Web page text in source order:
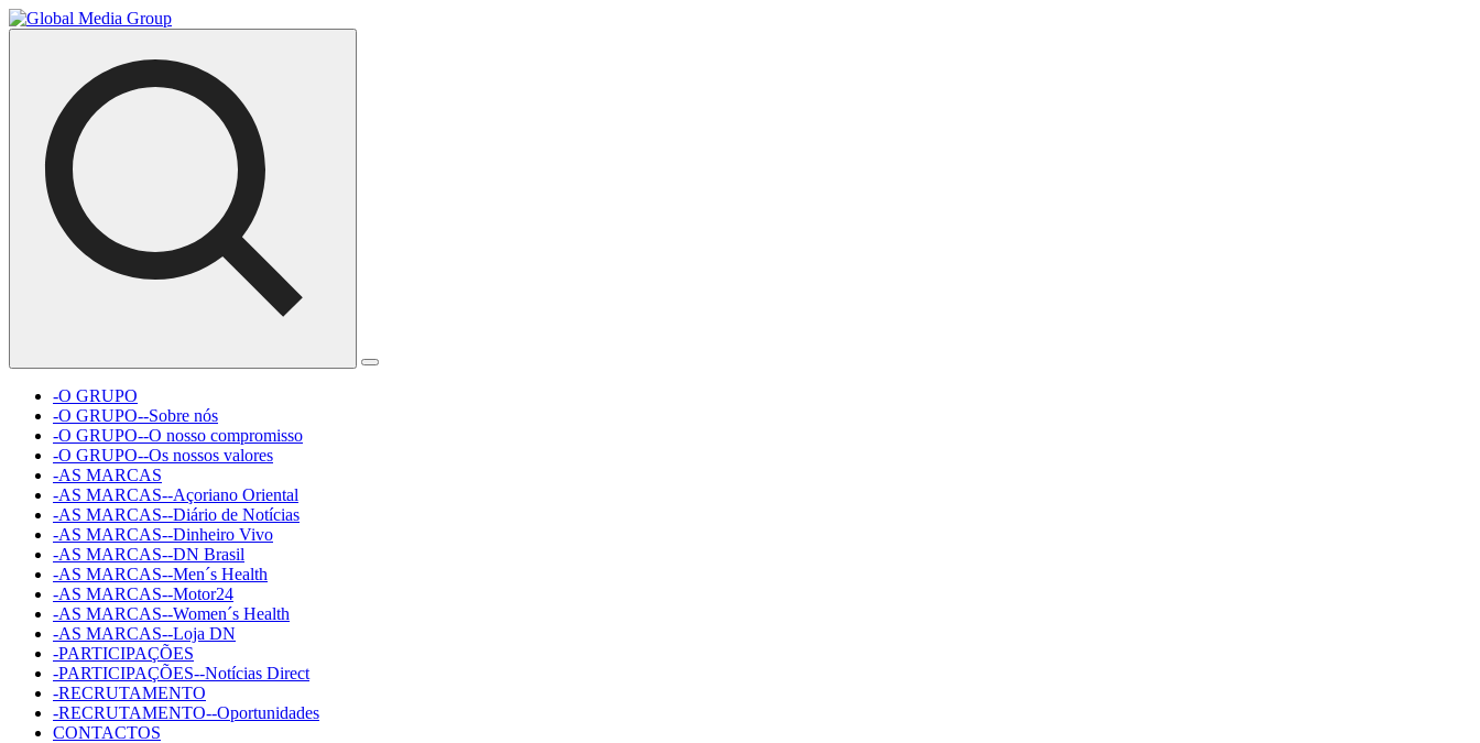
-O GRUPO
-O GRUPO--Sobre nós
-O GRUPO--O nosso compromisso
-O GRUPO--Os nossos valores
-AS MARCAS
-AS MARCAS--Açoriano Oriental
-AS MARCAS--Diário de Notícias
-AS MARCAS--Dinheiro Vivo
-AS MARCAS--DN Brasil
-AS MARCAS--Men´s Health
-AS MARCAS--Motor24
-AS MARCAS--Women´s Health
-AS MARCAS--Loja DN
-PARTICIPAÇÕES
-PARTICIPAÇÕES--Notícias Direct
-RECRUTAMENTO
-RECRUTAMENTO--Oportunidades
CONTACTOS